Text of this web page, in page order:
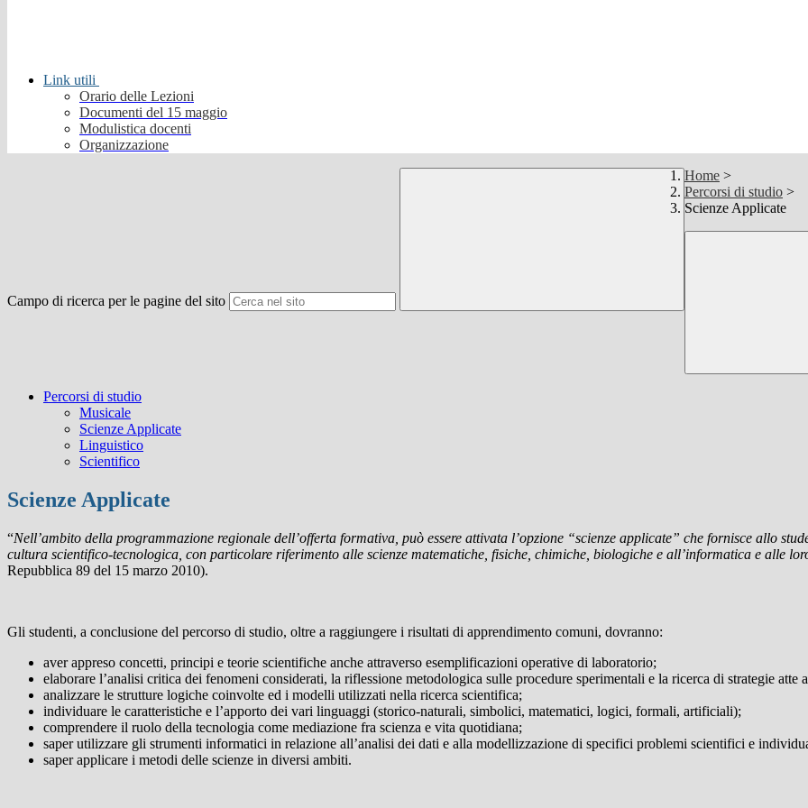
Link utili
Orario delle Lezioni
Documenti del 15 maggio
Modulistica docenti
Organizzazione
Campo di ricerca per le pagine del sito
Home >
Percorsi di studio >
Scienze Applicate
Percorsi di studio
Musicale
Scienze Applicate
Linguistico
Scientifico
Scienze Applicate
“Nell’ambito della programmazione regionale dell’offerta formativa, può essere attivata l’opzione “scienze applicate” che fornisce allo
cultura scientifico-tecnologica, con particolare riferimento alle scienze matematiche, fisiche, chimiche, biologiche e all’informatica e alle
Repubblica 89 del 15 marzo 2010).
Gli studenti, a conclusione del percorso di studio, oltre a raggiungere i risultati di apprendimento comuni, dovranno:
aver appreso concetti, principi e teorie scientifiche anche attraverso esemplificazioni operative di laboratorio;
elaborare l’analisi critica dei fenomeni considerati, la riflessione metodologica sulle procedure sperimentali e la ricerca di strategie atte
analizzare le strutture logiche coinvolte ed i modelli utilizzati nella ricerca scientifica;
individuare le caratteristiche e l’apporto dei vari linguaggi (storico-naturali, simbolici, matematici, logici, formali, artificiali);
comprendere il ruolo della tecnologia come mediazione fra scienza e vita quotidiana;
saper utilizzare gli strumenti informatici in relazione all’analisi dei dati e alla modellizzazione di specifici problemi scientifici e
saper applicare i metodi delle scienze in diversi ambiti.